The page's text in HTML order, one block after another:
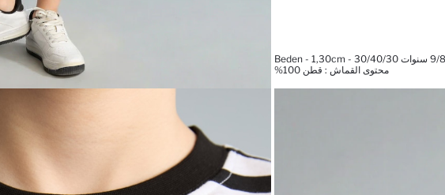
محتوى القماش : قطن 100%